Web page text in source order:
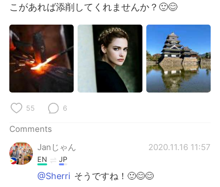
こがあれば添削してくれませんか？🙂😊
55 6
Comments
Janじゃん
2020.11.16 11:57
EN JP
@Sherri そうですね！🙂😊😊